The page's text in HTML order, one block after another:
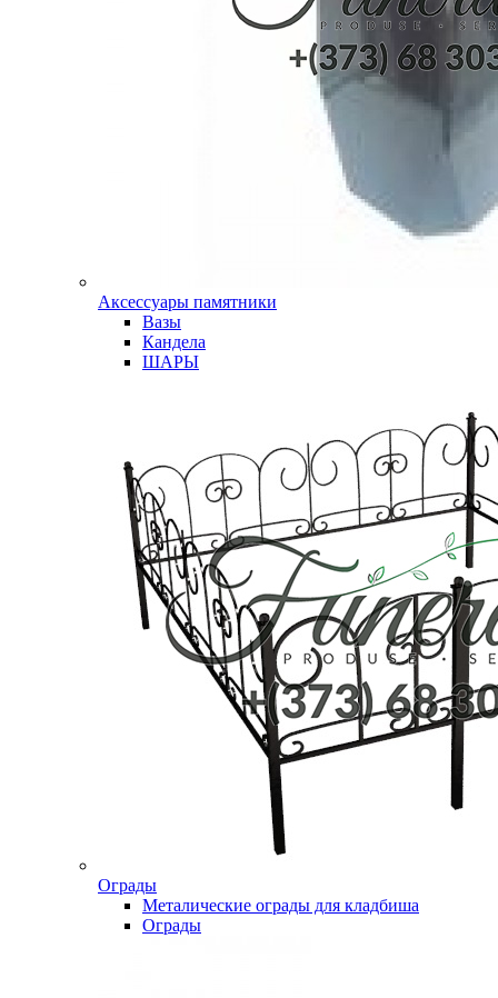
Аксессуары памятники
Вазы
Кандела
ШАРЫ
Ограды
Металические ограды для кладбиша
Ограды